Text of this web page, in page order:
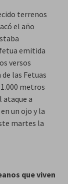
terrenos
el año
emitida
versos
las Fetuas
metros
ataque a
un ojo y la
martes la
que viven